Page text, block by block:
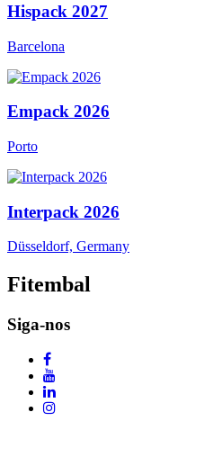
Hispack 2027
Barcelona
Empack 2026
Porto
Interpack 2026
Düsseldorf, Germany
Fitembal
Siga-nos